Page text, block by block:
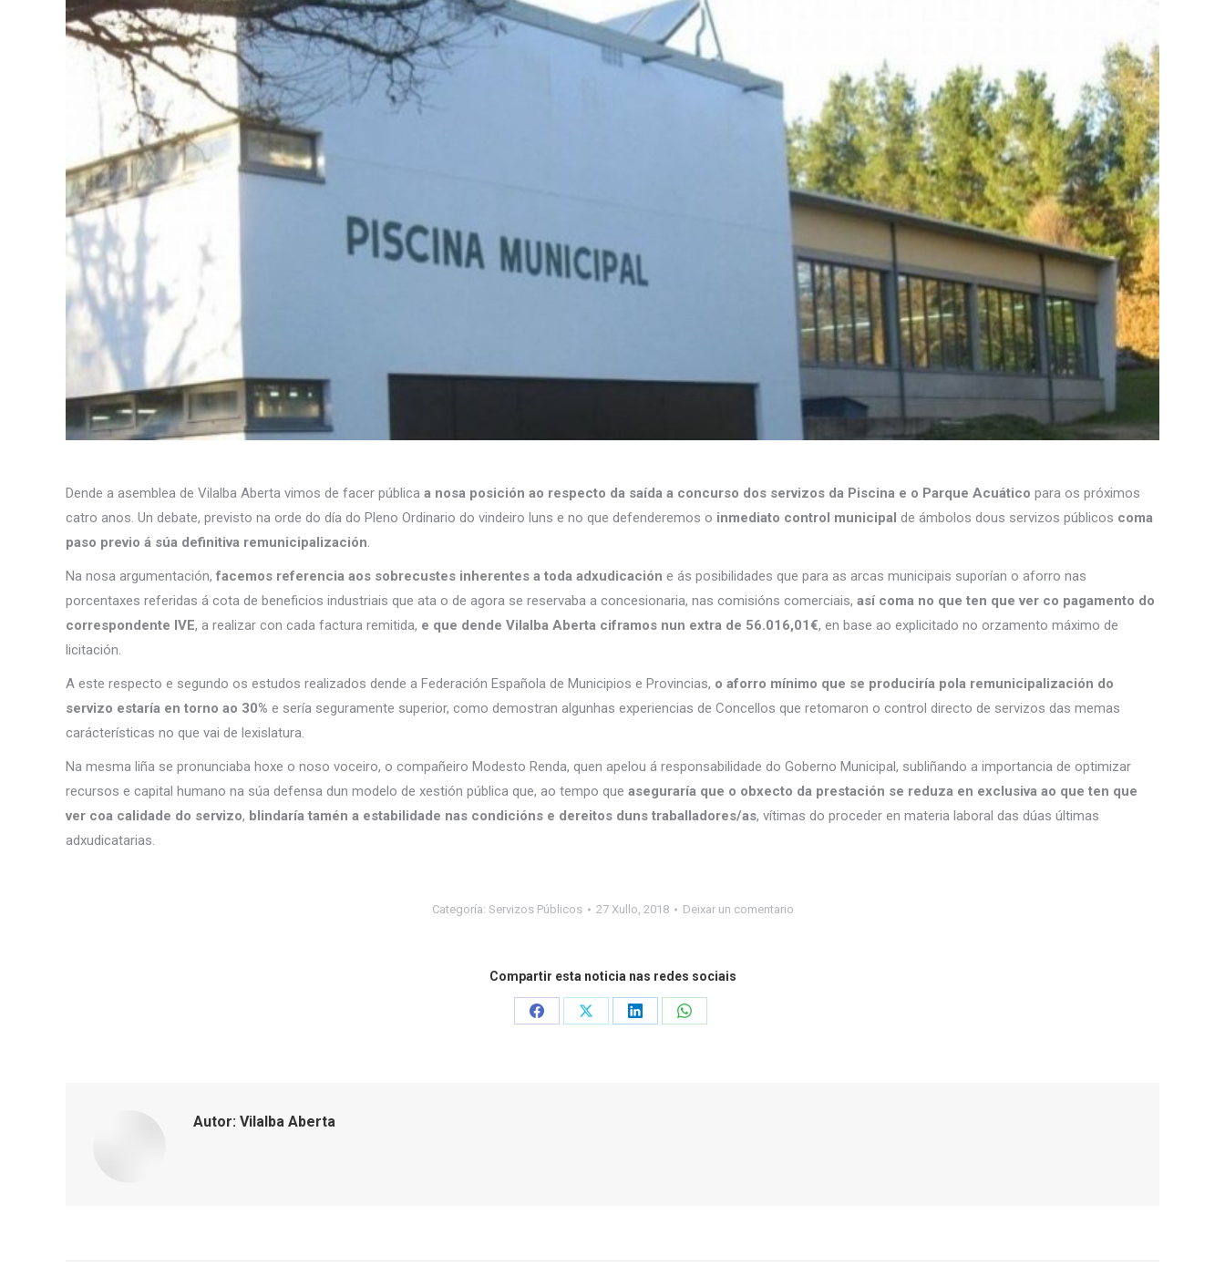
Dende a asemblea de Vilalba Aberta vimos de facer pública a nosa posición ao respecto da saída a concurso dos servizos da Piscina e o Parque Acuático para os próximos
catro anos. Un debate, previsto na orde do día do Pleno Ordinario do vindeiro luns e no que defenderemos o inmediato control municipal de ámbolos dous servizos públicos coma
paso previo á súa definitiva remunicipalización.
Na nosa argumentación, facemos referencia aos sobrecustes inherentes a toda adxudicación e ás posibilidades que para as arcas municipais suporían o aforro nas
porcentaxes referidas á cota de beneficios industriais que ata o de agora se reservaba a concesionaria, nas comisións comerciais, así coma no que ten que ver co pagamento do
correspondente IVE, a realizar con cada factura remitida, e que dende Vilalba Aberta ciframos nun extra de 56.016,01€, en base ao explicitado no orzamento máximo de
licitación.
A este respecto e segundo os estudos realizados dende a Federación Española de Municipios e Provincias, o aforro mínimo que se produciría pola remunicipalización do
servizo estaría en torno ao 30% e sería seguramente superior, como demostran algunhas experiencias de Concellos que retomaron o control directo de servizos das memas
carácterísticas no que vai de lexislatura.
Na mesma liña se pronunciaba hoxe o noso voceiro, o compañeiro Modesto Renda, quen apelou á responsabilidade do Goberno Municipal, subliñando a importancia de optimizar
recursos e capital humano na súa defensa dun modelo de xestión pública que, ao tempo que aseguraría que o obxecto da prestación se reduza en exclusiva ao que ten que
ver coa calidade do servizo, blindaría tamén a estabilidade nas condicións e dereitos duns traballadores/as, vítimas do proceder en materia laboral das dúas últimas
adxudicatarias.
Categoría: Servizos Públicos 27 Xullo, 2018 Deixar un comentario
Compartir esta noticia nas redes sociais
Share
Share
Share
Share
Autor: Vilalba Aberta